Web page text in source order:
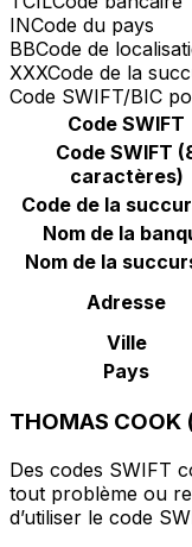
INCode du pays
BBCode de
XXXCode de la
Code SWIFT/BIC
Code SWIFT
Code SWIFT
caractères)
Code de la
Nom de la
Nom de la
Adresse
Ville
Pays
THOMAS COOK
Des codes SWIFT
tout problème ou
d’utiliser le code